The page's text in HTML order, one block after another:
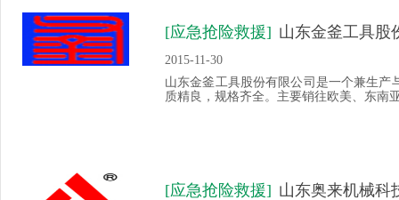
[应急抢险救援] 山东金釜工具股
2015-11-30
山东金釜工具股份有限公司是一个兼生
质精良，规格齐全。主要销往欧美、东南
[应急抢险救援] 山东奥来机械科